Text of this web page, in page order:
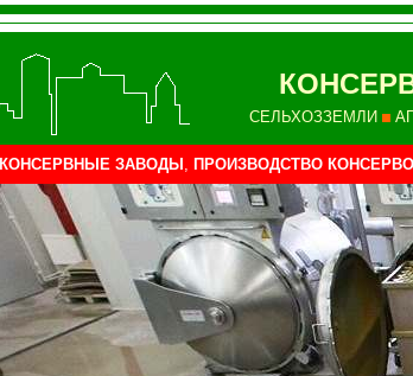
СЕЛЬХОЗЗЕМЛИ
КОНСЕРВНЫЕ ЗАВОДЫ , ПРОИЗВОДСТВО